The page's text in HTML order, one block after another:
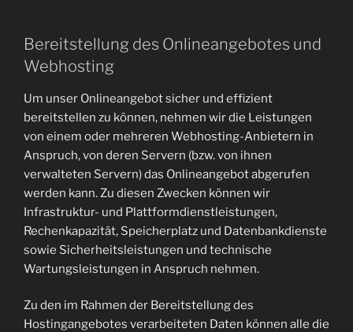
Bereitstellung des Onlineangebotes und
Webhosting
Um unser Onlineangebot sicher und effizient
bereitstellen zu können, nehmen wir die Leistungen
von einem oder mehreren Webhosting-Anbietern in
Anspruch, von deren Servern (bzw. von ihnen
verwalteten Servern) das Onlineangebot abgerufen
werden kann. Zu diesen Zwecken können wir
Infrastruktur- und Plattformdienstleistungen,
Rechenkapazität, Speicherplatz und Datenbankdienste
sowie Sicherheitsleistungen und technische
Wartungsleistungen in Anspruch nehmen.
Zu den im Rahmen der Bereitstellung des
Hostingangebotes verarbeiteten Daten können alle die